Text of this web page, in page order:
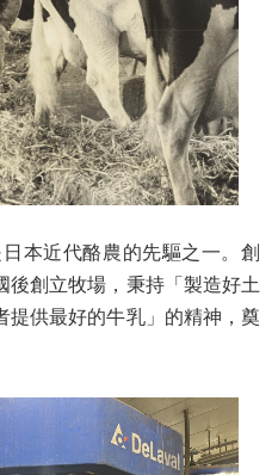
本近代酪農的先驅之一。創
後創立牧場，秉持「製造好土
提供最好的牛乳」的精神，奠